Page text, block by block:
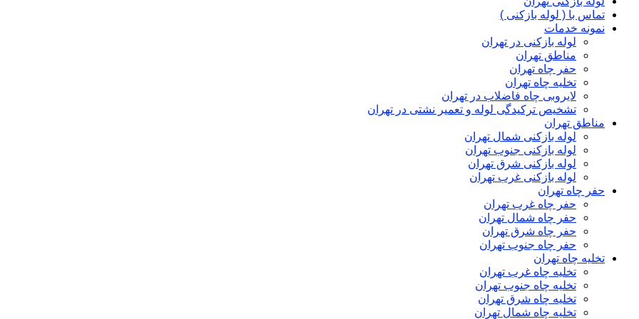
تماس با ( لوله بازکنی )
نمونه خدمات
لوله بازکنی در تهران
مناطق تهران
حفر چاه تهران
تخلیه چاه تهران
لایروبی چاه فاضلاب در تهران
تشخیص ترکیدگی لوله و تعمیر نشتی در تهران
مناطق تهران
لوله بازکنی شمال تهران
لوله بازکنی جنوب تهران
لوله بازکنی شرق تهران
لوله بازکنی غرب تهران
حفر چاه تهران
حفر چاه غرب تهران
حفر چاه شمال تهران
حفر چاه شرق تهران
حفر چاه جنوب تهران
تخلیه چاه تهران
تخلیه چاه غرب تهران
تخلیه چاه جنوب تهران
تخلیه چاه شرق تهران
تخلیه چاه شمال تهران